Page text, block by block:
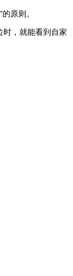
原则。
时，就能看到自家